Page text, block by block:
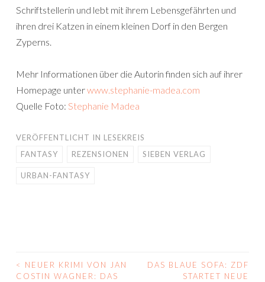
Schriftstellerin und lebt mit ihrem Lebensgefährten und
ihren drei Katzen in einem kleinen Dorf in den Bergen
Zyperns.
Mehr Informationen über die Autorin finden sich auf ihrer
Homepage unterwww.stephanie-madea.com
Quelle Foto: Stephanie Madea
VERÖFFENTLICHT IN LESEKREIS
FANTASY
REZENSIONEN SIEBEN VERLAG
URBAN-FANTASY
BEITRAGS-
<
NEUER KRIMI VON JAN
COSTIN WAGNER: DAS
DAS BLAUE SOFA: ZDF
STARTET NEUE